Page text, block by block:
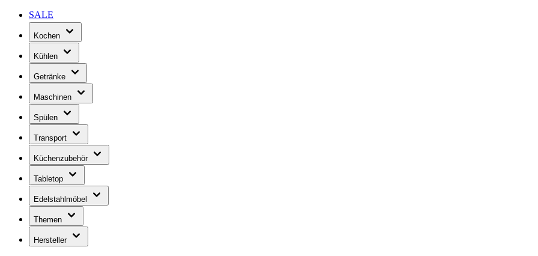
SALE
Kochen
Kühlen
Getränke
Maschinen
Spülen
Transport
Küchenzubehör
Tabletop
Edelstahlmöbel
Themen
Hersteller